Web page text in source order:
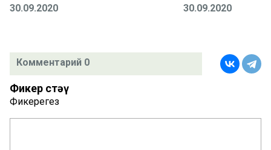
30.09.2020 30.09.2020
Комментарий 0
Фикер өстәү
Фикерегез